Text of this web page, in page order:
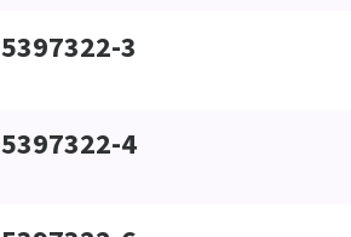
5397322-3
5397322-4